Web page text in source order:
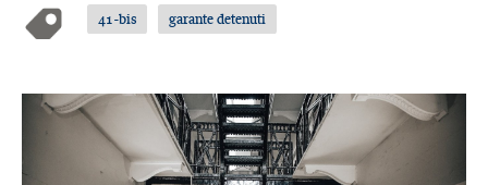
41-bis garante detenuti